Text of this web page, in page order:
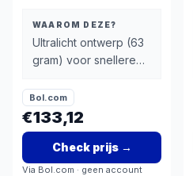
WAAROM DEZE?
Ultralicht ontwerp (63
gram) voor snellere
vermoeidheid
Bol.com
€133,12
Check prijs→
Via Bol.com · geen account